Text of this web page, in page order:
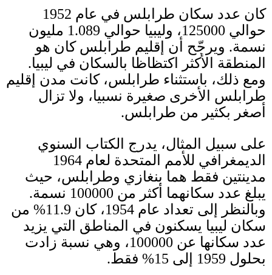
كان عدد سكان طرابلس في عام 1952
حوالي 125000، وليبيا حوالي 1.089 مليون
نسمة. ويرجّح أن إقليم طرابلس كان هو
المنطقة الأكثر اكتظاظا بالسكان في ليبيا.
ومع ذلك، باستثناء طرابلس، كانت مدن إقليم
طرابلس الأخرى صغيرة نسبيا، ولا تزال
أصغر بكثير من طرابلس.
على سبيل المثال، يدرج الكتاب السنوي
الديمغرافي للأمم المتحدة لعام 1964
مدينتين فقط هما بنغازي وطرابلس، حيث
يبلغ عدد سكانهما أكثر من 100000 نسمة.
وبالنظر إلى تعداد عام 1954، كان 11.9%
من
سكان ليبيا يسكنون في المناطق التي يزيد
عدد سكانها عن 100000، وهي نسبة زادت
بحلول 1959 إلى 15% فقط.